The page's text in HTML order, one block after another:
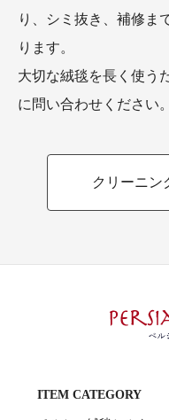
り、シミ抜き、補修ま
ります。
大切な絨毯を長く使う
に問い合わせください。
クリーニン
ITEM CATEGORY